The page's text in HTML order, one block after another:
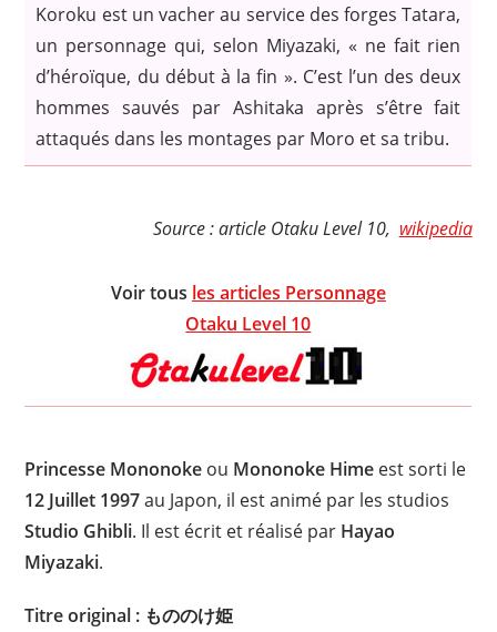
Koroku est un vacher au service des forges Tatara,
un personnage qui, selon Miyazaki, « ne fait rien
d’héroïque, du début à la fin ». C’est l’un des deux
hommes sauvés par Ashitaka après s’être fait
attaqués dans les montages par Moro et sa tribu.
Source : article Otaku Level 10, wikipedia
Voir tous les articles Personnage
Otaku Level 10
Princesse Mononoke ou Mononoke Hime est sorti le
12 Juillet 1997au Japon, il est animé par les studios
Studio Ghibli. Il est écrit et réalisé par Hayao
Miyazaki.
Titre original : もののけ姫